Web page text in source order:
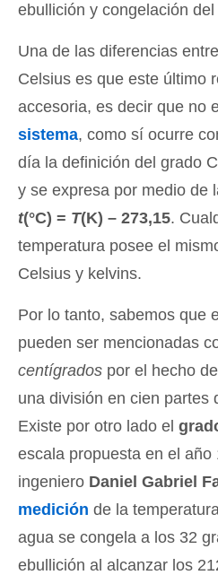
ebullición y congelación del
Una de las diferencias
Celsius es que este último
accesoria, es decir que no
sistema, como sí ocurre
día la definición del grado
y se expresa por medio de
t(°C) = T(K) – 273,15.
temperatura posee el
Celsius y kelvins.
Por lo tanto, sabemos que
pueden ser mencionadas
centígrados por el hecho
una división en cien partes
Existe por otro lado el
escala propuesta en el
ingeniero Daniel Gabriel
medición de la
agua se congela a los 32
ebullición al alcanzar los